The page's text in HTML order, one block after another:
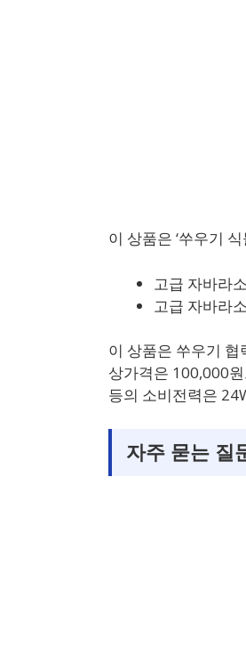
이 상품은 ‘쑤우기
고급 자바라
고급 자바라
이 상품은 쑤우기
상가격은 100,000
등의 소비전력은
자주 묻는 질